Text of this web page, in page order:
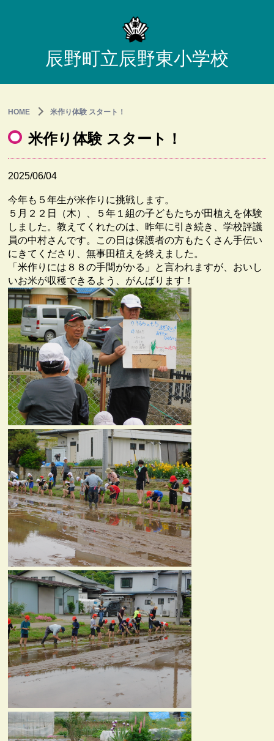
辰野町立辰野東小学校
HOME 米作り体験 スタート！
米作り体験 スタート！
2025/06/04
今年も５年生が米作りに挑戦します。
５月２２日（木）、５年１組の子どもたちが田植えを体験
しました。教えてくれたのは、昨年に引き続き、学校評議
員の中村さんです。この日は保護者の方もたくさん手伝い
にきてくださり、無事田植えを終えました。
「米作りには８８の手間がかる」と言われますが、おいし
いお米が収穫できるよう、がんばります！